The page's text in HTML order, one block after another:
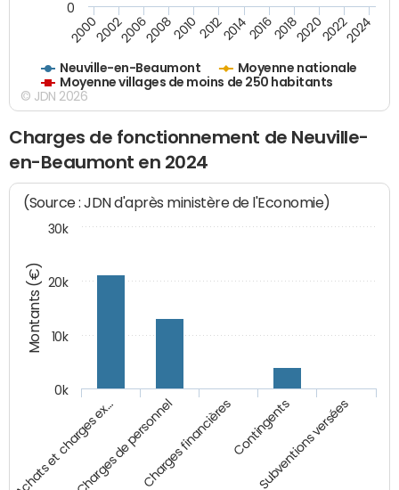
Neuville-en-Beaumont
Moyenne nationale
Moyenne villages de moins de 250 habitants
200020022006200820102012201420162018202020222024
0
© JDN 2026
Charges de fonctionnement de Neuville-
en-Beaumont en 2024
Montants (€)
(Source : JDN d'après ministère de l'Economie)
Achats et charges ex…Charges de personnelCharges financièresContingents
Subventions versées
0k
10k
20k
30k